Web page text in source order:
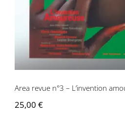
Area revue n°3 – L’invention
25,00 €